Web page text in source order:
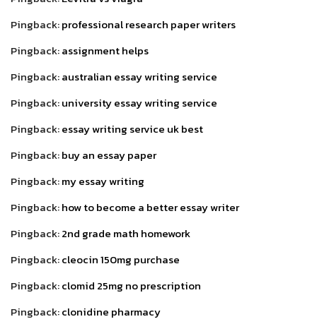
Pingback:professional research paper writers
Pingback:assignment helps
Pingback:australian essay writing service
Pingback:university essay writing service
Pingback:essay writing service uk best
Pingback:buy an essay paper
Pingback:my essay writing
Pingback:how to become a better essay writer
Pingback:2nd grade math homework
Pingback:cleocin 150mg purchase
Pingback:clomid 25mg no prescription
Pingback:clonidine pharmacy